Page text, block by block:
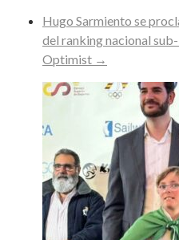
Hugo Sarmiento se
del ranking nacional
Optimist →